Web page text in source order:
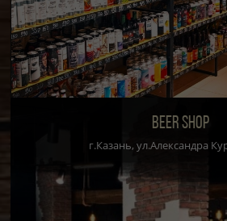
BEER SHOP
г.Казань, ул.Александра